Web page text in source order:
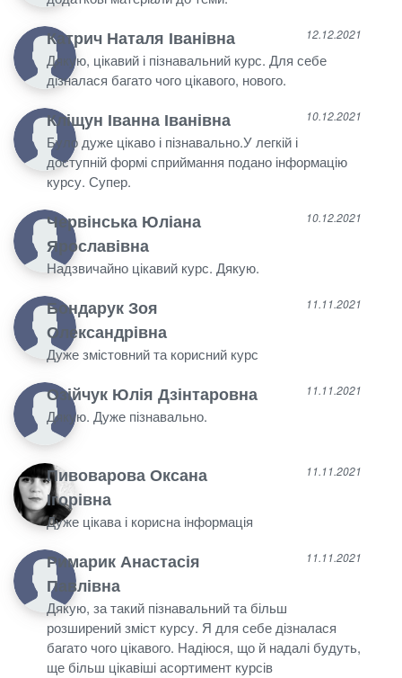
Катрич Наталя Іванівна 12.12.2021
Дякую, цікавий і пізнавальний курс. Для себе
дізналася багато чого цікавого, нового.
Кліщун Іванна Іванівна 10.12.2021
Було дуже цікаво і пізнавально.У легкій і
доступній формі сприймання подано інформацію
курсу. Супер.
Червінська Юліана
Ярославівна
10.12.2021
Надзвичайно цікавий курс. Дякую.
Бондарук Зоя
Олександрівна
11.11.2021
Дуже змістовний та корисний курс
Озійчук Юлія Дзінтаровна 11.11.2021
Дякую. Дуже пізнавально.
Пивоварова Оксана
Ігорівна
11.11.2021
Дуже цікава і корисна інформація
Римарик Анастасія
Павлівна
11.11.2021
Дякую, за такий пізнавальний та більш
розширений зміст курсу. Я для себе дізналася
багато чого цікавого. Надіюся, що й надалі будуть,
ще більш цікавіші асортимент курсів